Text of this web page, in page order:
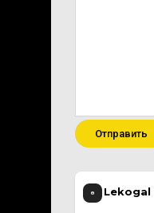
Отправить
Lekogal